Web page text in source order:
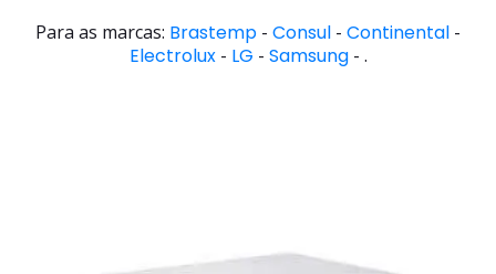
Para as marcas: Brastemp - Consul - Continental -
Electrolux- LG - Samsung- .